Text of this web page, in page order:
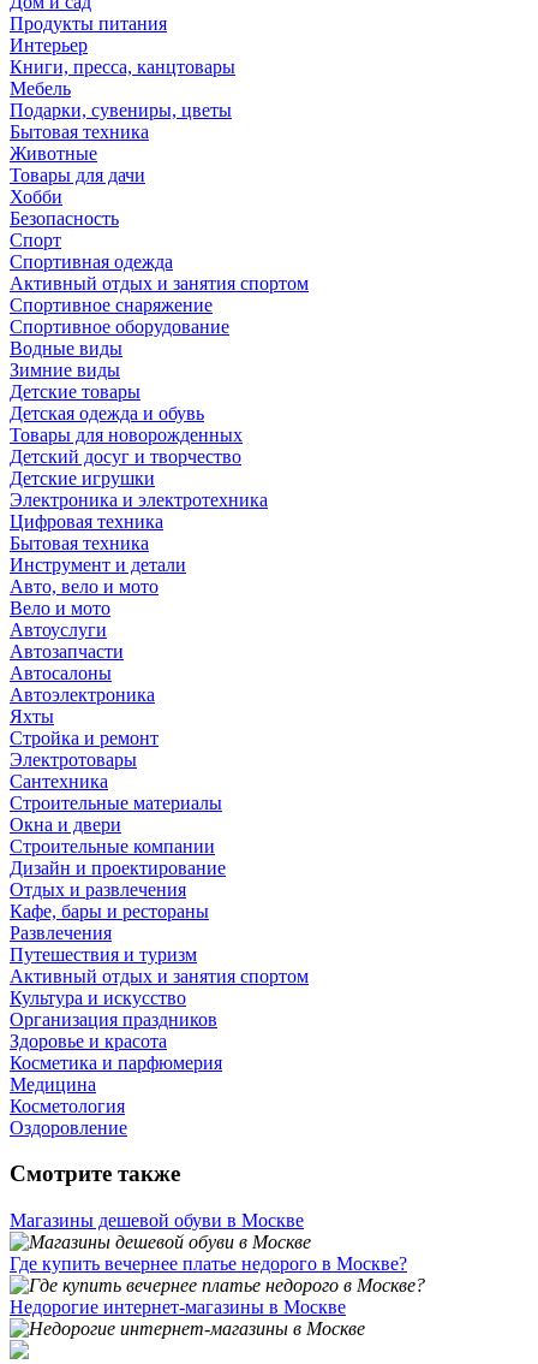
Продукты питания
Интерьер
Книги, пресса, канцтовары
Мебель
Подарки, сувениры, цветы
Бытовая техника
Животные
Товары для дачи
Хобби
Безопасность
Спорт
Спортивная одежда
Активный отдых и занятия спортом
Спортивное снаряжение
Спортивное оборудование
Водные виды
Зимние виды
Детские товары
Детская одежда и обувь
Товары для новорожденных
Детский досуг и творчество
Детские игрушки
Электроника и электротехника
Цифровая техника
Бытовая техника
Инструмент и детали
Авто, вело и мото
Вело и мото
Автоуслуги
Автозапчасти
Автосалоны
Автоэлектроника
Яхты
Стройка и ремонт
Электротовары
Сантехника
Строительные материалы
Окна и двери
Строительные компании
Дизайн и проектирование
Отдых и развлечения
Кафе, бары и рестораны
Развлечения
Путешествия и туризм
Активный отдых и занятия спортом
Культура и искусство
Организация праздников
Здоровье и красота
Косметика и парфюмерия
Медицина
Косметология
Оздоровление
Смотрите также
Магазины дешевой обуви в Москве
Где купить вечернее платье недорого в Москве?
Недорогие интернет-магазины в Москве